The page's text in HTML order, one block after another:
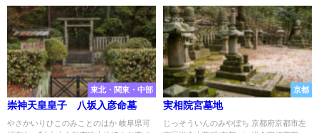
東北・関東・中部
崇神天皇皇子 八坂入彦命墓
やさかいりひこのみことのはか 岐阜県可
京都
実相院宮墓地
じっそういんのみやぼち 京都府京都市左